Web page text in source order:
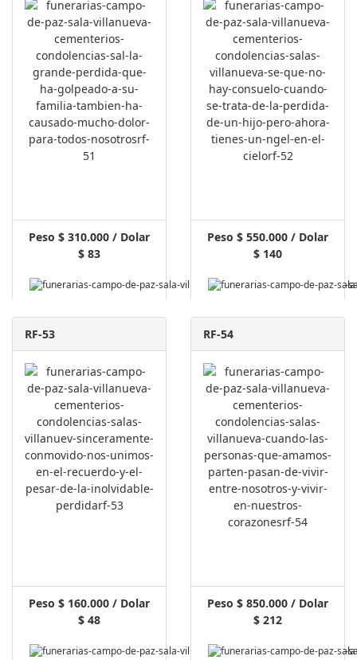
Peso $ 310.000 / Dolar
$ 83
Peso $ 550.000 / Dolar
$ 140
RF-53
Peso $ 160.000 / Dolar
$ 48
RF-54
Peso $ 850.000 / Dolar
$ 212